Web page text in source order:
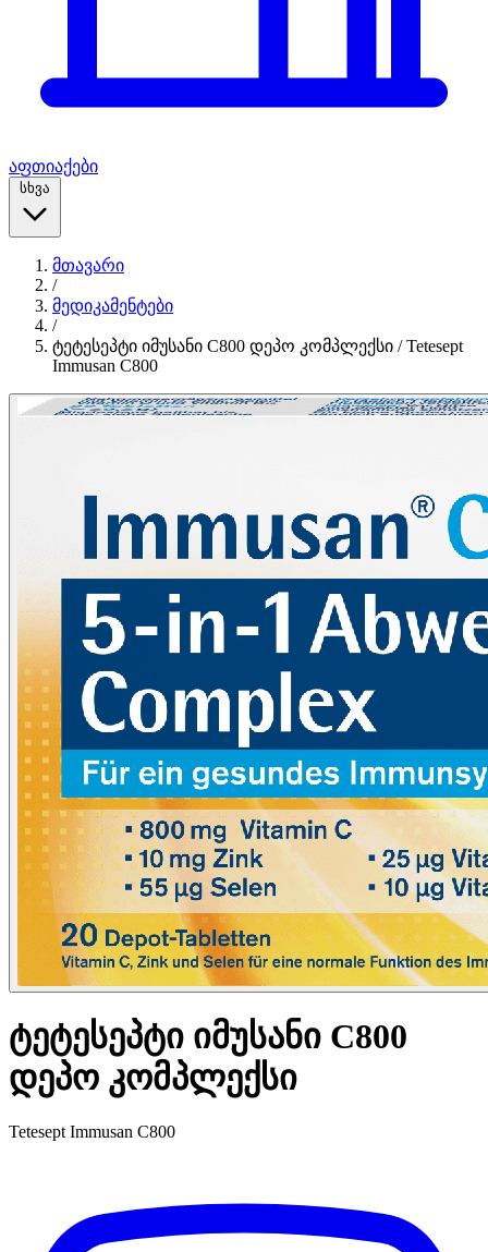
აფთიაქები
სხვა
მთავარი
/
მედიკამენტები
/
ტეტესეპტი იმუსანი C800 დეპო კომპლექსი / Tetesept
Immusan C800
ტეტესეპტი იმუსანი C800
დეპო კომპლექსი
Tetesept Immusan C800